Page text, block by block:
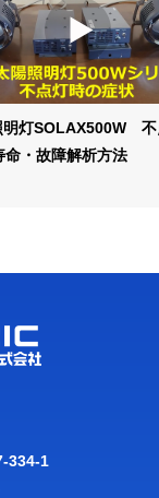
明灯SOLAX500W 不
命・故障解析方法
334-1